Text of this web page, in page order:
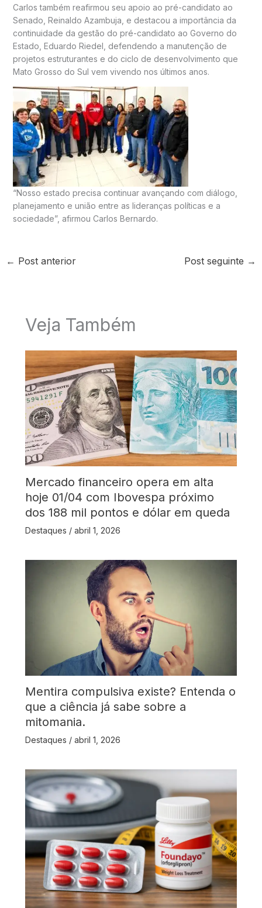
Carlos também reafirmou seu apoio ao pré-candidato ao
Senado, Reinaldo Azambuja, e destacou a importância da
continuidade da gestão do pré-candidato ao Governo do
Estado, Eduardo Riedel, defendendo a manutenção de
projetos estruturantes e do ciclo de desenvolvimento que
Mato Grosso do Sul vem vivendo nos últimos anos.
“Nosso estado precisa continuar avançando com diálogo,
planejamento e união entre as lideranças políticas e a
sociedade”, afirmou Carlos Bernardo.
← Post anterior Post seguinte →
Veja Também
Mercado financeiro opera em alta
hoje 01/04 com Ibovespa próximo
dos 188 mil pontos e dólar em queda
Destaques / abril 1, 2026
Mentira compulsiva existe? Entenda o
que a ciência já sabe sobre a
mitomania.
Destaques / abril 1, 2026